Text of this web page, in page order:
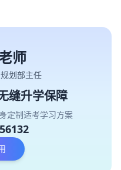
师
划部主任
缝升学保障
定制适考学习方案